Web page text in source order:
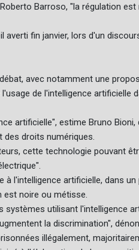
Barroso, "la régulation
fin janvier, lors d'un
avec notamment une
de l'intelligence artificielle
artificielle", estime Bruno Bioni,
des droits numériques.
cette technologie pouvant
l'intelligence artificielle, dans
est noire ou métisse.
systèmes utilisant l'intelligence
la discrimination",
illégalement,